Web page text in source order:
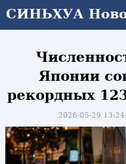
СИНЬХУА
СИНЬХУА
Японии
рекордных
2026-05-29